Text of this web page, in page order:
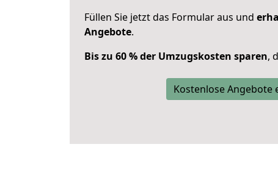
Füllen Sie jetzt das Formular aus und
Angebote.
Bis zu 60 % der Umzugskosten sparen,
Kostenlose Angebote